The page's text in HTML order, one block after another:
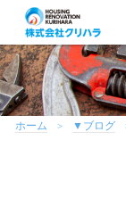
ホーム ▼ブログ